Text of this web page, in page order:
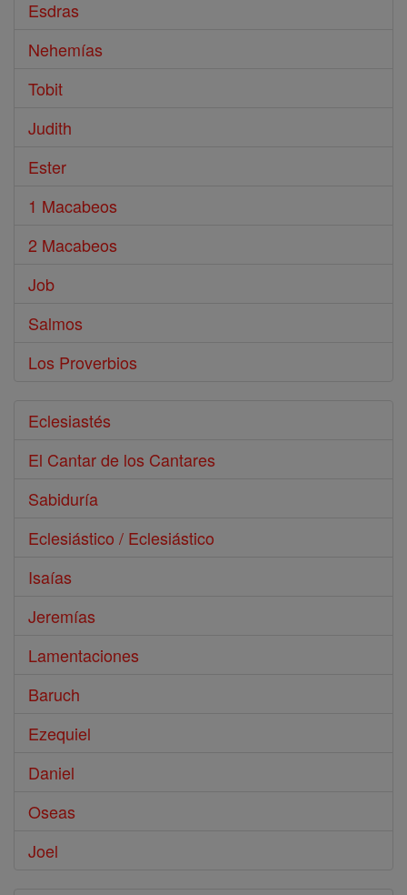
Esdras
Nehemías
Tobit
Judith
Ester
1 Macabeos
2 Macabeos
Job
Salmos
Los Proverbios
Eclesiastés
El Cantar de los Cantares
Sabiduría
Eclesiástico / Eclesiástico
Isaías
Jeremías
Lamentaciones
Baruch
Ezequiel
Daniel
Oseas
Joel